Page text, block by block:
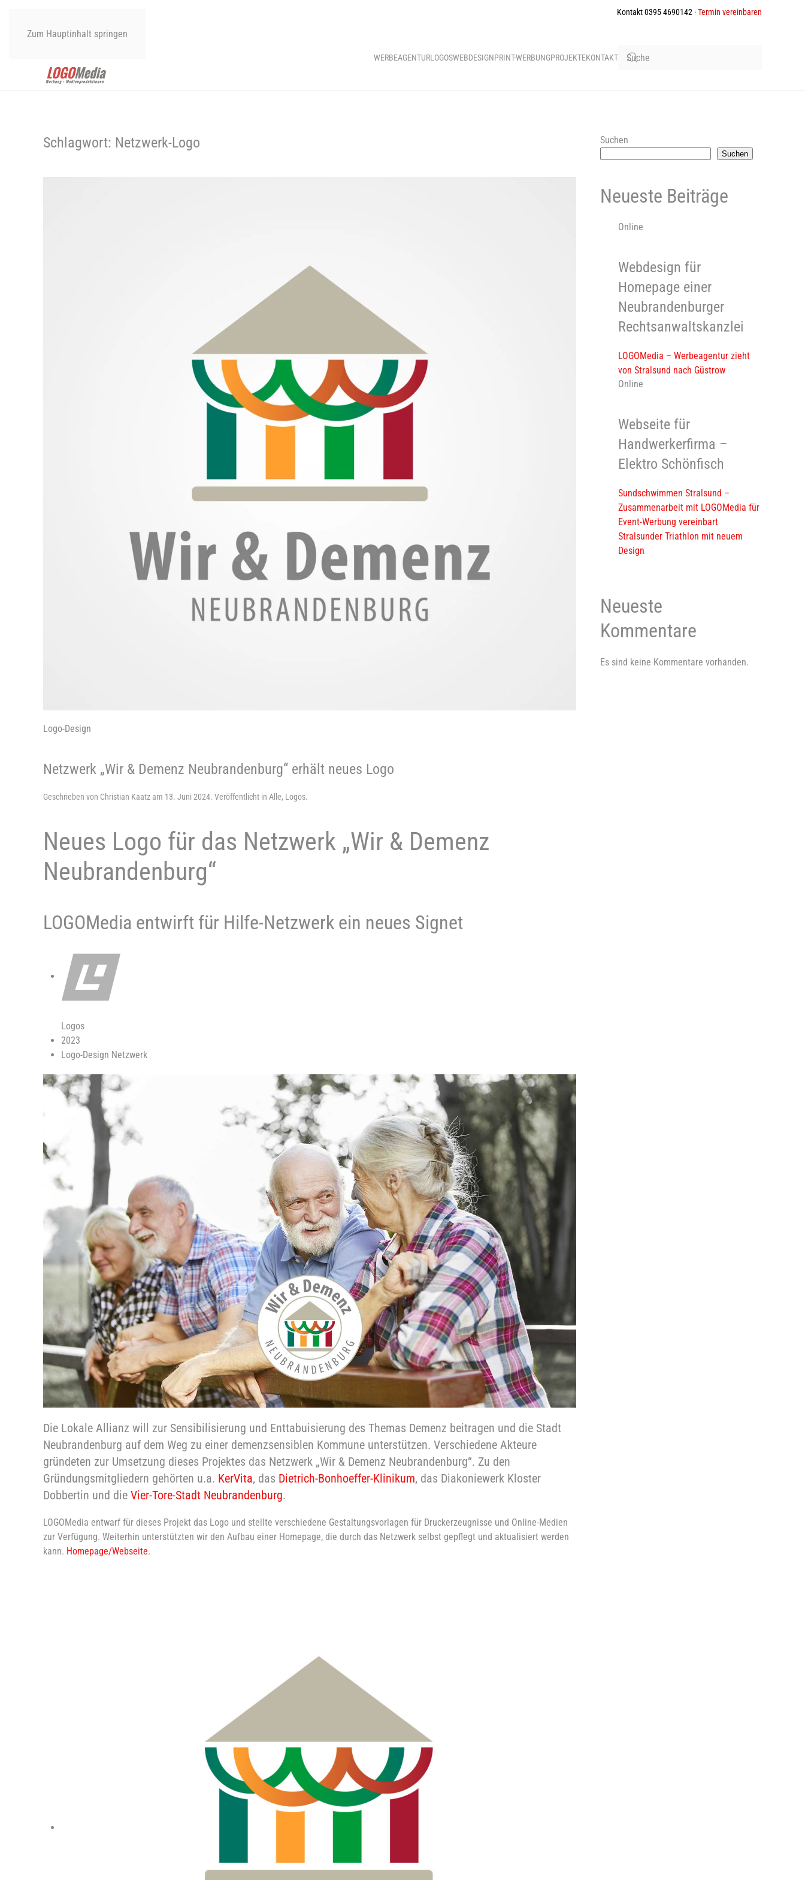
Zum Hauptinhalt springen
Kontakt 0395 4690142 ·Termin vereinbaren
WERBEAGENTURLOGOSWEBDESIGNPRINT-WERBUNGPROJEKTEKONTAKT
Schlagwort: Netzwerk-Logo
Logo-Design
Netzwerk „Wir & Demenz Neubrandenburg“ erhält neues Logo
Geschrieben von Christian Kaatz am 13. Juni 2024. Veröffentlicht in Alle, Logos.
Neues Logo für das Netzwerk „Wir & Demenz
Neubrandenburg“
LOGOMedia entwirft für Hilfe-Netzwerk ein neues Signet
Logos
2023
Logo-Design Netzwerk
Die Lokale Allianz will zur Sensibilisierung und Enttabuisierung des Themas Demenz beitragen und die Stadt
Neubrandenburg auf dem Weg zu einer demenzsensiblen Kommune unterstützen. Verschiedene Akteure
gründeten zur Umsetzung dieses Projektes das Netzwerk „Wir & Demenz Neubrandenburg“. Zu den
Gründungsmitgliedern gehörten u.a. KerVita, das Dietrich-Bonhoeffer-Klinikum, das Diakoniewerk Kloster
Dobbertin und die Vier-Tore-Stadt Neubrandenburg.
LOGOMedia entwarf für dieses Projekt das Logo und stellte verschiedene Gestaltungsvorlagen für Druckerzeugnisse und Online-Medien
zur Verfügung. Weiterhin unterstützten wir den Aufbau einer Homepage, die durch das Netzwerk selbst gepflegt und aktualisiert werden
kann. Homepage/Webseite.
Suchen
Suchen
Neueste Beiträge
Online
Webdesign für
Homepage einer
Neubrandenburger
Rechtsanwaltskanzlei
LOGOMedia – Werbeagentur zieht
von Stralsund nach Güstrow
Online
Webseite für
Handwerkerfirma –
Elektro Schönfisch
Sundschwimmen Stralsund –
Zusammenarbeit mit LOGOMedia für
Event-Werbung vereinbart
Stralsunder Triathlon mit neuem
Design
Neueste
Kommentare
Es sind keine Kommentare vorhanden.